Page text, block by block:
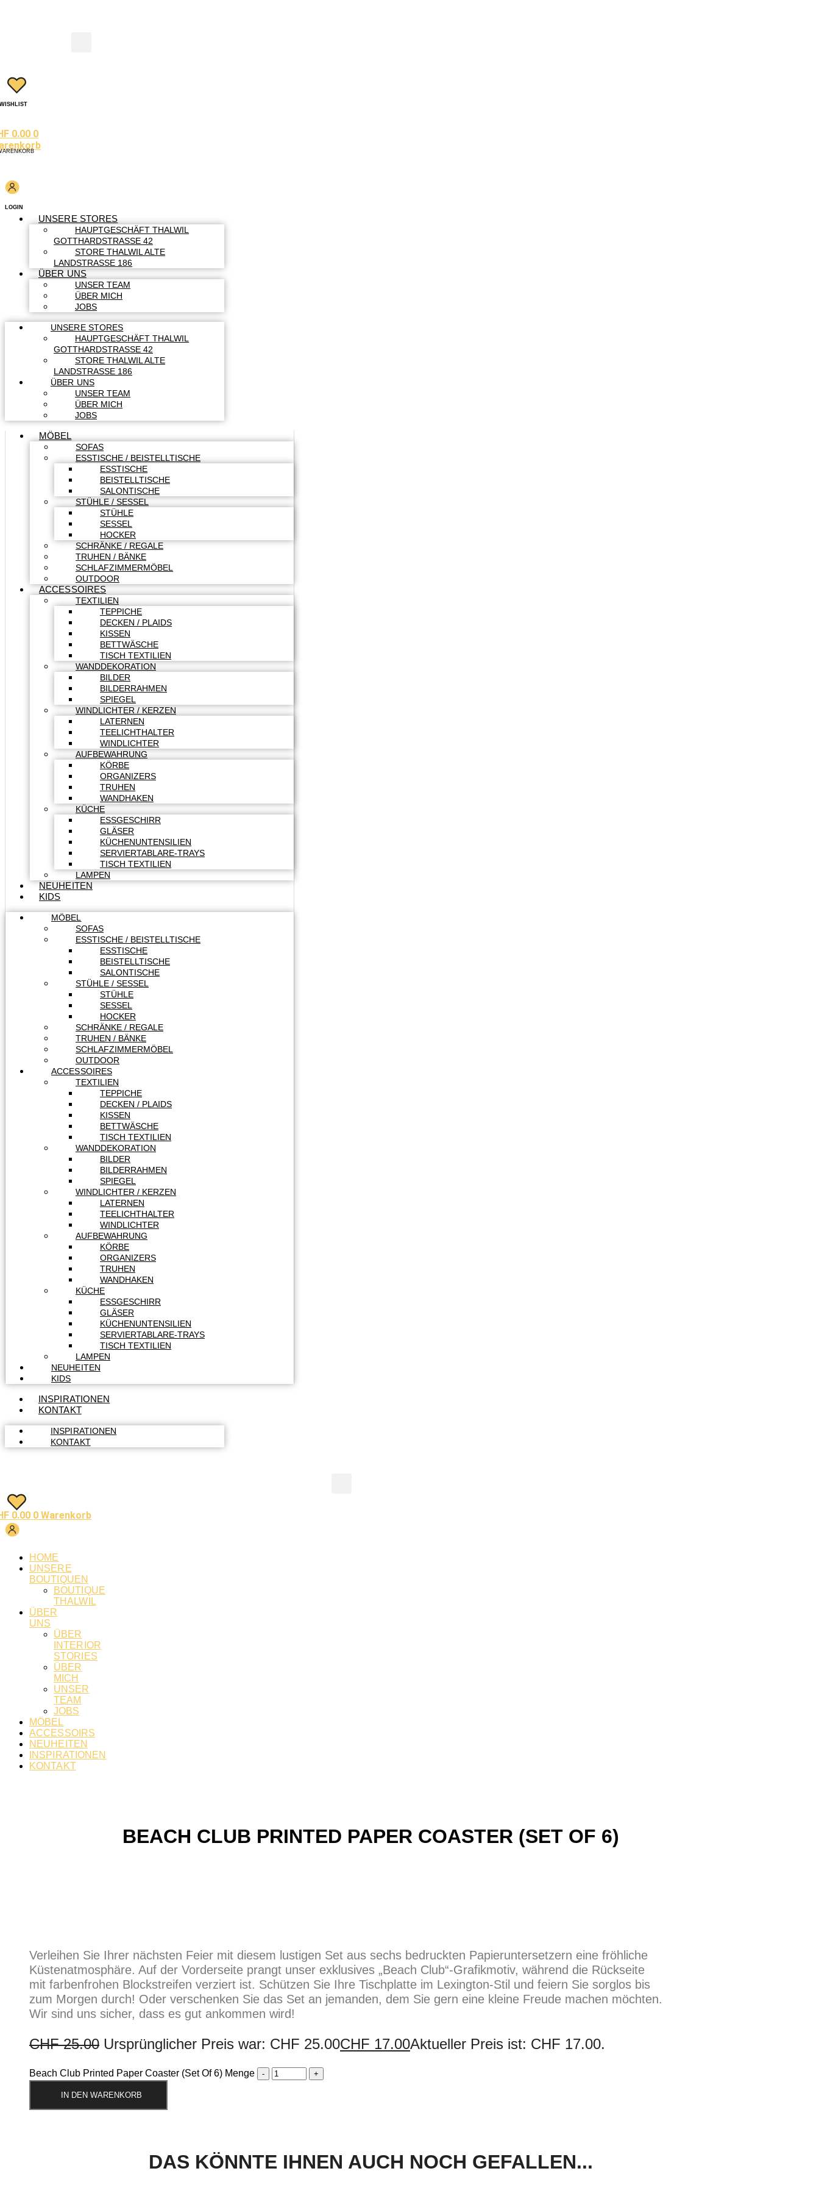
WISHLIST
0.00 0
LOGIN
UNSERE STORES
HAUPTGESCHÄFT THALWIL
GOTTHARDSTRASSE 42
STORE THALWIL ALTE
LANDSTRASSE 186
ÜBER UNS
UNSER TEAM
ÜBER MICH
JOBS
UNSERE STORES
HAUPTGESCHÄFT THALWIL
GOTTHARDSTRASSE 42
STORE THALWIL ALTE
LANDSTRASSE 186
ÜBER UNS
UNSER TEAM
ÜBER MICH
JOBS
MÖBEL
SOFAS
ESSTISCHE / BEISTELLTISCHE
ESSTISCHE
BEISTELLTISCHE
SALONTISCHE
STÜHLE / SESSEL
STÜHLE
SESSEL
HOCKER
SCHRÄNKE / REGALE
TRUHEN / BÄNKE
SCHLAFZIMMERMÖBEL
OUTDOOR
ACCESSOIRES
TEXTILIEN
TEPPICHE
DECKEN / PLAIDS
KISSEN
BETTWÄSCHE
TISCH TEXTILIEN
WANDDEKORATION
BILDER
BILDERRAHMEN
SPIEGEL
WINDLICHTER / KERZEN
LATERNEN
TEELICHTHALTER
WINDLICHTER
AUFBEWAHRUNG
KÖRBE
ORGANIZERS
TRUHEN
WANDHAKEN
KÜCHE
ESSGESCHIRR
GLÄSER
KÜCHENUNTENSILIEN
SERVIERTABLARE-TRAYS
TISCH TEXTILIEN
LAMPEN
NEUHEITEN
KIDS
MÖBEL
SOFAS
ESSTISCHE / BEISTELLTISCHE
ESSTISCHE
BEISTELLTISCHE
SALONTISCHE
STÜHLE / SESSEL
STÜHLE
SESSEL
HOCKER
SCHRÄNKE / REGALE
TRUHEN / BÄNKE
SCHLAFZIMMERMÖBEL
OUTDOOR
ACCESSOIRES
TEXTILIEN
TEPPICHE
DECKEN / PLAIDS
KISSEN
BETTWÄSCHE
TISCH TEXTILIEN
WANDDEKORATION
BILDER
BILDERRAHMEN
SPIEGEL
WINDLICHTER / KERZEN
LATERNEN
TEELICHTHALTER
WINDLICHTER
AUFBEWAHRUNG
KÖRBE
ORGANIZERS
TRUHEN
WANDHAKEN
KÜCHE
ESSGESCHIRR
GLÄSER
KÜCHENUNTENSILIEN
SERVIERTABLARE-TRAYS
TISCH TEXTILIEN
LAMPEN
NEUHEITEN
KIDS
INSPIRATIONEN
KONTAKT
INSPIRATIONEN
KONTAKT
0.00 0 Warenkorb
HOME
UNSERE
BOUTIQUEN
BOUTIQUE
THALWIL
ÜBER
UNS
ÜBER
INTERIOR
STORIES
ÜBER
MICH
UNSER
TEAM
JOBS
MÖBEL
ACCESSOIRS
NEUHEITEN
INSPIRATIONEN
KONTAKT
BEACH CLUB PRINTED PAPER COASTER (SET OF 6)
Verleihen Sie Ihrer nächsten Feier mit diesem lustigen Set aus sechs bedruckten Papieruntersetzern eine fröhliche
Küstenatmosphäre. Auf der Vorderseite prangt unser exklusives „Beach Club“-Grafikmotiv, während die Rückseite
mit farbenfrohen Blockstreifen verziert ist. Schützen Sie Ihre Tischplatte im Lexington-Stil und feiern Sie sorglos bis
zum Morgen durch! Oder verschenken Sie das Set an jemanden, dem Sie gern eine kleine Freude machen möchten.
Wir sind uns sicher, dass es gut ankommen wird!
CHF25.00 Ursprünglicher Preis war: CHF 25.00CHF 17.00Aktueller Preis ist: CHF 17.00.
Beach Club Printed Paper Coaster (Set Of 6) Menge
IN DEN WARENKORB
DAS KÖNNTE IHNEN AUCH NOCH GEFALLEN...